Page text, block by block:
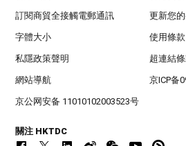
訂閱商貿全接觸電郵通訊 更新您
字體大小 使用條款
私隱政策聲明 超連結
網站導航 京ICP备
京公网安备 11010102003523号
關注 HKTDC